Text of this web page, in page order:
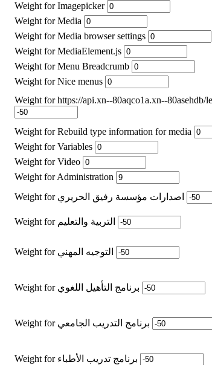
Weight for Imagepicker
Weight for Media
Weight for Media browser settings
Weight for MediaElement.js
Weight for Menu Breadcrumb
Weight for Nice menus
Weight for https://api.xn--80aqco1a.xn--80asehdb/
Weight for Rebuild type information for media
Weight for Variables
Weight for Video
Weight for Administration